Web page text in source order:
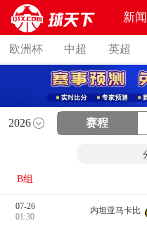
新闻
欧洲杯 中超 英超
2026 赛程
B组
07-26
01:30
内坦亚马卡比